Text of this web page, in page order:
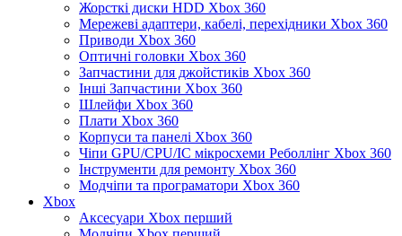
Жорсткі диски HDD Xbox 360
Мережеві адаптери, кабелі, перехідники Xbox 360
Приводи Xbox 360
Оптичні головки Xbox 360
Запчастини для джойстиків Xbox 360
Інші Запчастини Xbox 360
Шлейфи Xbox 360
Плати Xbox 360
Корпуси та панелі Xbox 360
Чіпи GPU/CPU/IC мікросхеми Реболлінг Xbox 360
Інструменти для ремонту Xbox 360
Модчіпи та програматори Xbox 360
Xbox
Аксесуари Xbox перший